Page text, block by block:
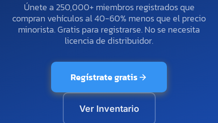
Únete a 250,000+ miembros registrados que
compran vehículos al 40-60% menos que el precio
minorista. Gratis para registrarse. No se necesita
licencia de distribuidor.
Regístrate gratis
Ver Inventario